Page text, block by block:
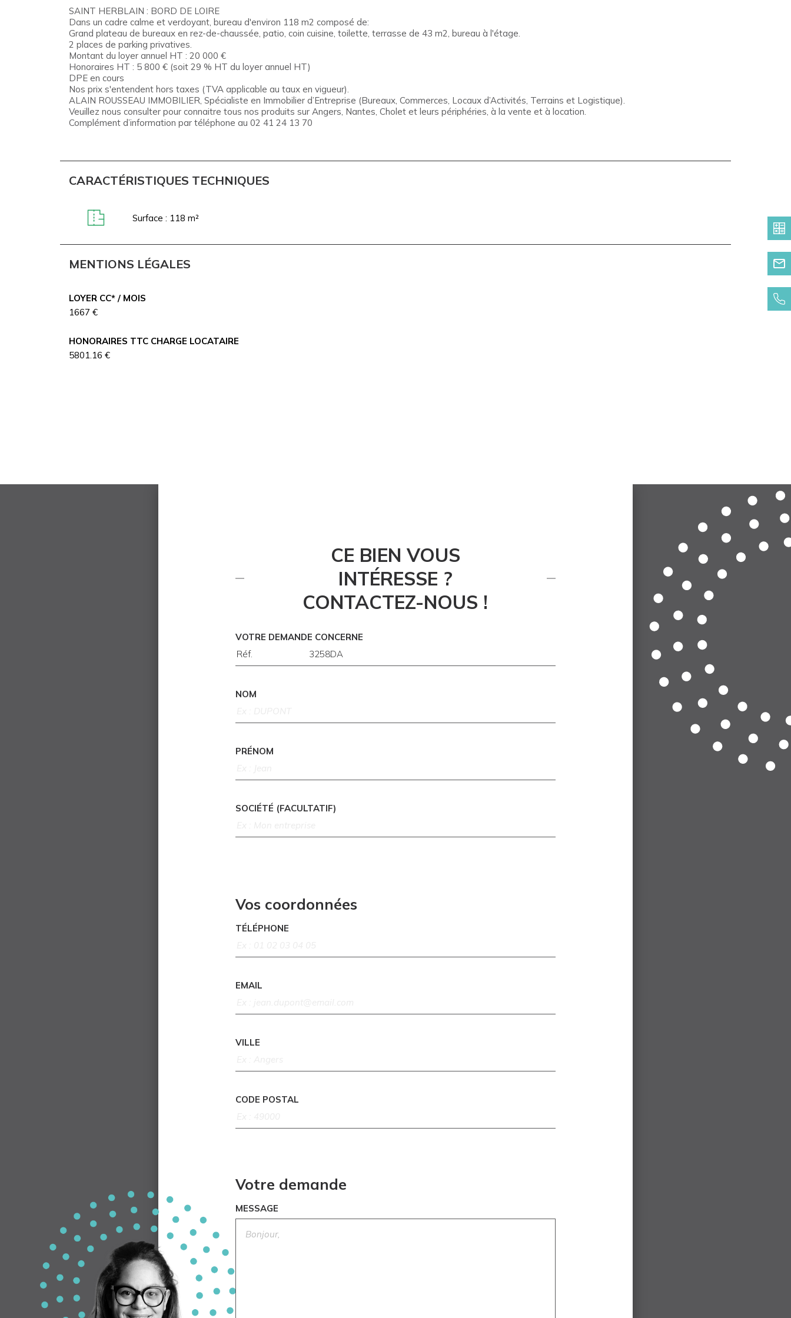
SAINT HERBLAIN : BORD DE LOIRE
Dans un cadre calme et verdoyant, bureau d'environ 118 m2 composé de:
Grand plateau de bureaux en rez-de-chaussée, patio, coin cuisine, toilette, terrasse de 43 m2, bureau à l'étage.
2 places de parking privatives.
Montant du loyer annuel HT : 20 000 €
Honoraires HT : 5 800 € (soit 29 % HT du loyer annuel HT)
DPE en cours
Nos prix s'entendent hors taxes (TVA applicable au taux en vigueur).
ALAIN ROUSSEAU IMMOBILIER, Spécialiste en Immobilier d’Entreprise (Bureaux, Commerces, Locaux d’Activités, Terrains et Logistique).
Veuillez nous consulter pour connaitre tous nos produits sur Angers, Nantes, Cholet et leurs périphéries, à la vente et à location.
Complément d’information par téléphone au 02 41 24 13 70
CARACTÉRISTIQUES TECHNIQUES
Surface : 118 m²
MENTIONS LÉGALES
LOYER CC* / MOIS
1667 €
HONORAIRES TTC CHARGE LOCATAIRE
5801.16 €
CE BIEN VOUS
INTÉRESSE ?
CONTACTEZ-NOUS !
VOTRE DEMANDE CONCERNE
NOM
PRÉNOM
SOCIÉTÉ (FACULTATIF)
Vos coordonnées
TÉLÉPHONE
EMAIL
VILLE
CODE POSTAL
Votre demande
MESSAGE